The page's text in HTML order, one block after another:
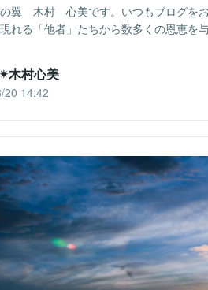
翼 木村 心美です。いつもブログを
れる「他者」たちから数多くの恩恵を
木村心美
20 14:42